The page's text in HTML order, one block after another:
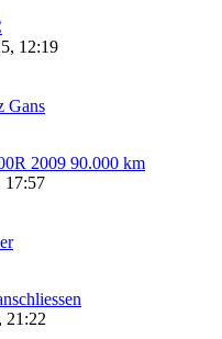
12:19
Gans
2009 90.000 km
17:57
21:22